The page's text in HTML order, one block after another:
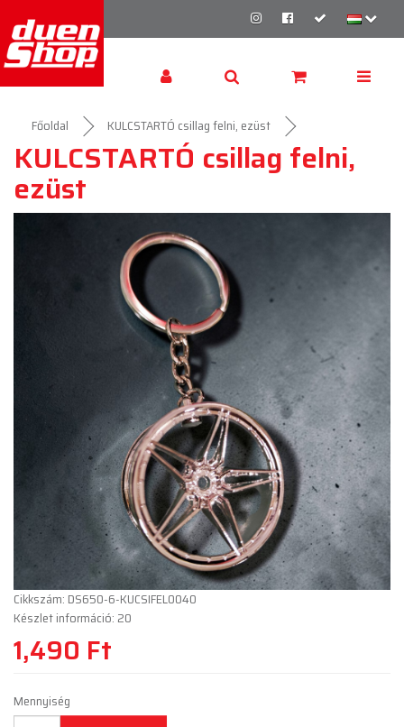
Főoldal KULCSTARTÓ csillag felni, ezüst
KULCSTARTÓ csillag felni,
ezüst
Cikkszám: DS650-6-KUCSIFEL0040
Készlet információ: 20
1,490 Ft
Mennyiség